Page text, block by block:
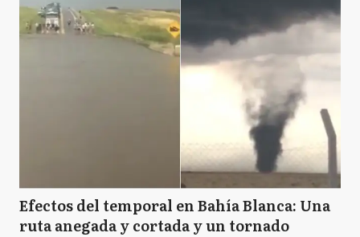
A Avellaneda
A Azul
Efectos del temporal en Bahía Blanca: Una
ruta anegada y cortada y un tornado